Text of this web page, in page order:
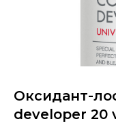
Оксидант-
developer 20